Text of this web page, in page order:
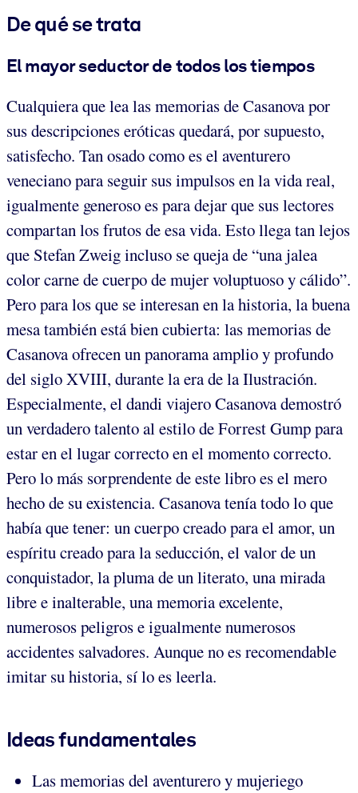
De qué se trata
El mayor seductor de todos los tiempos
Cualquiera que lea las memorias de Casanova por
sus descripciones eróticas quedará, por supuesto,
satisfecho. Tan osado como es el aventurero
veneciano para seguir sus impulsos en la vida real,
igualmente generoso es para dejar que sus lectores
compartan los frutos de esa vida. Esto llega tan lejos
que Stefan Zweig incluso se queja de “una jalea
color carne de cuerpo de mujer voluptuoso y cálido”.
Pero para los que se interesan en la historia, la buena
mesa también está bien cubierta: las memorias de
Casanova ofrecen un panorama amplio y profundo
del siglo XVIII, durante la era de la Ilustración.
Especialmente, el dandi viajero Casanova demostró
un verdadero talento al estilo de Forrest Gump para
estar en el lugar correcto en el momento correcto.
Pero lo más sorprendente de este libro es el mero
hecho de su existencia. Casanova tenía todo lo que
había que tener: un cuerpo creado para el amor, un
espíritu creado para la seducción, el valor de un
conquistador, la pluma de un literato, una mirada
libre e inalterable, una memoria excelente,
numerosos peligros e igualmente numerosos
accidentes salvadores. Aunque no es recomendable
imitar su historia, sí lo es leerla.
Ideas fundamentales
Las memorias del aventurero y mujeriego